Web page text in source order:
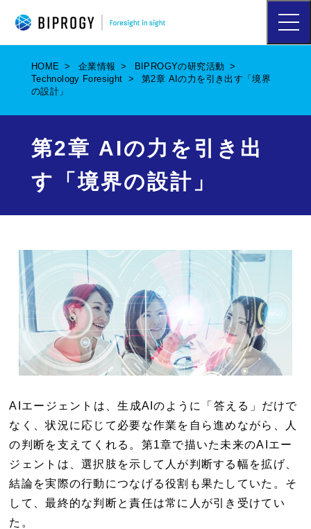
ハ
ン
ニ
HOME 企業情報
BIPROGYの研究活動
Technology Foresight
第2章 AIの力を引き出す「境界
の設計」
第2章 AIの力を引き出
す「境界の設計」
AIエージェントは、生成AIのように「答える」だけで
なく、状況に応じて必要な作業を自ら進めながら、人
の判断を支えてくれる。第1章で描いた未来のAIエー
ジェントは、選択肢を示して人が判断する幅を拡げ、
結論を実際の行動につなげる役割も果たしていた。そ
して、最終的な判断と責任は常に人が引き受けてい
た。